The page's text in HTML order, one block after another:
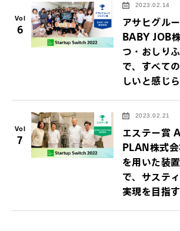
Vol
6
2023.02.14
アサヒグル
BABY JOB
つ・おしり
で、すべて
しいと感じ
Vol
7
2023.02.21
エステー賞
PLAN株式
を用いた装
で、サステ
実現を目指す